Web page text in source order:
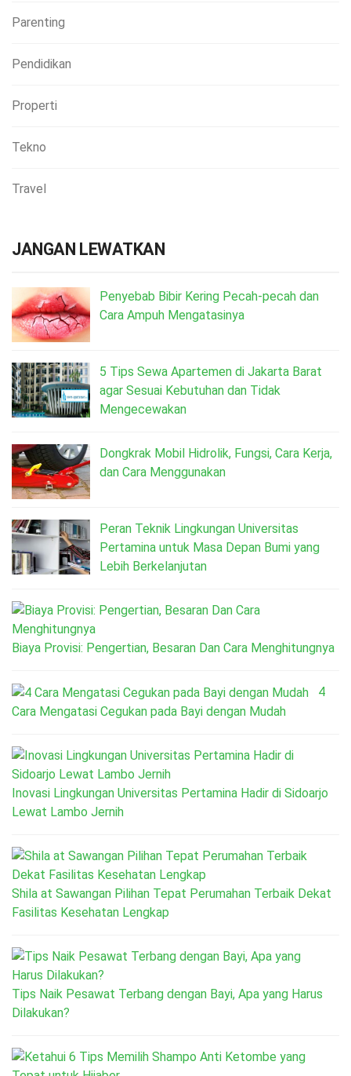
Parenting
Pendidikan
Properti
Tekno
Travel
JANGAN LEWATKAN
Penyebab Bibir Kering Pecah-pecah dan
Cara Ampuh Mengatasinya
5 Tips Sewa Apartemen di Jakarta Barat
agar Sesuai Kebutuhan dan Tidak
Mengecewakan
Dongkrak Mobil Hidrolik, Fungsi, Cara Kerja,
dan Cara Menggunakan
Peran Teknik Lingkungan Universitas
Pertamina untuk Masa Depan Bumi yang
Lebih Berkelanjutan
Biaya Provisi: Pengertian, Besaran Dan Cara Menghitungnya
4
Cara Mengatasi Cegukan pada Bayi dengan Mudah
Inovasi Lingkungan Universitas Pertamina Hadir di Sidoarjo
Lewat Lambo Jernih
Shila at Sawangan Pilihan Tepat Perumahan Terbaik Dekat
Fasilitas Kesehatan Lengkap
Tips Naik Pesawat Terbang dengan Bayi, Apa yang Harus
Dilakukan?